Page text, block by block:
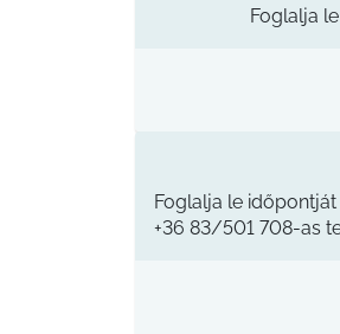
Foglalja
Foglalja le
+36 83/501 708-as